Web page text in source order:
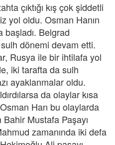
çıktığı kış çok şiddetli
yol oldu. Osman Hanın
başladı. Belgrad
dönemi devam etti.
Rusya ile bir ihtilafa yol
iki tarafta da sulh
ayaklanmalar oldu.
da olaylar kısa
Han bu olaylarda
Mustafa Paşayı
zamanında iki defa